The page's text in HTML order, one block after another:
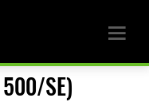
SE)